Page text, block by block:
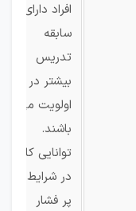
افراد دارای
سابقه
تدریس
بیشتر در
اولویت می
باشند.
توانایی کار
در شرایط
پر فشار